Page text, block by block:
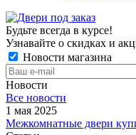
Будьте всегда в курсе!
Узнавайте о скидках и
Новости магазина
Новости
Все новости
1 мая 2025
Межкомнатные двери